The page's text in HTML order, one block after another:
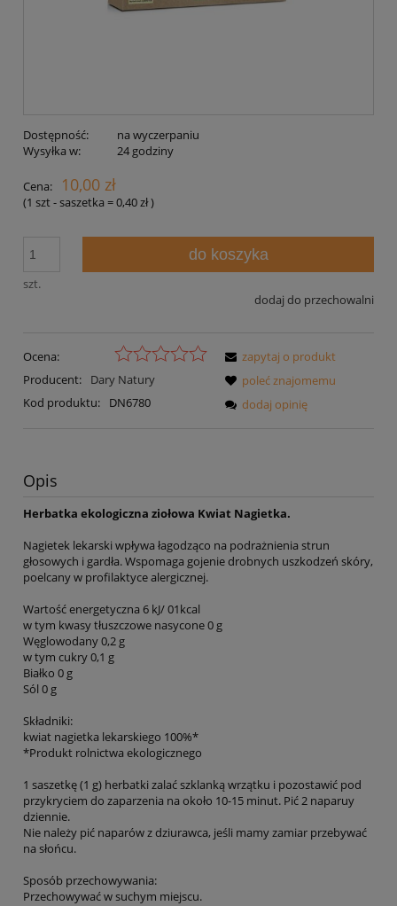
Dostępność:
na wyczerpaniu
Wysyłka w:
24 godziny
Cena: 10,00 zł
(1 szt - saszetka =0,40 zł)
szt.
do koszyka
dodaj do przechowalni
Ocena:
Producent:
Dary Natury
Kod produktu:
DN6780
zapytaj o produkt
poleć znajomemu
dodaj opinię
Opis
Herbatka ekologiczna ziołowa Kwiat Nagietka.
Nagietek lekarski wpływa łagodząco na podrażnienia strun
głosowych i gardła. Wspomaga gojenie drobnych uszkodzeń skóry,
poelcany w profilaktyce alergicznej.
Wartość energetyczna 6 kJ/ 01kcal
w tym kwasy tłuszczowe nasycone 0 g
Węglowodany 0,2 g
w tym cukry 0,1 g
Białko 0 g
Sól 0 g
Składniki:
kwiat nagietka lekarskiego 100%*
*Produkt rolnictwa ekologicznego
1 saszetkę (1 g) herbatki zalać szklanką wrzątku i pozostawić pod
przykryciem do zaparzenia na około 10-15 minut. Pić 2 naparuy
dziennie.
Nie należy pić naparów z dziurawca, jeśli mamy zamiar przebywać
na słońcu.
Sposób przechowywania:
Przechowywać w suchym miejscu.